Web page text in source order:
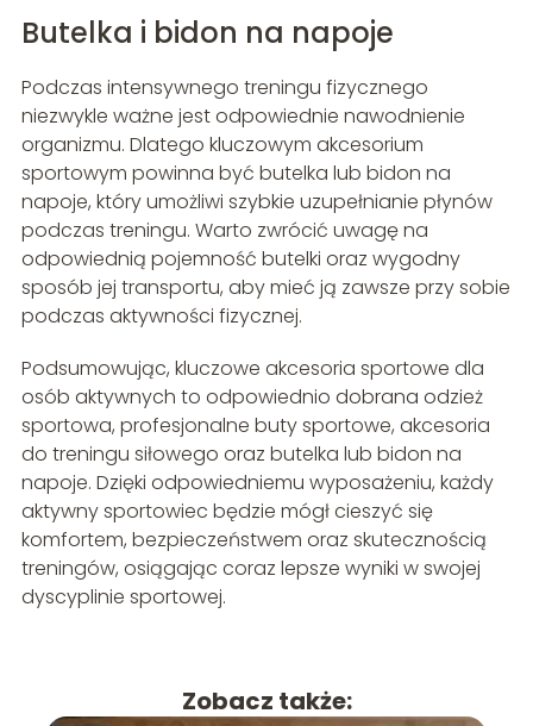
Butelka i bidon na napoje
Podczas intensywnego treningu fizycznego
niezwykle ważne jest odpowiednie nawodnienie
organizmu. Dlatego kluczowym akcesorium
sportowym powinna być butelka lub bidon na
napoje, który umożliwi szybkie uzupełnianie płynów
podczas treningu. Warto zwrócić uwagę na
odpowiednią pojemność butelki oraz wygodny
sposób jej transportu, aby mieć ją zawsze przy sobie
podczas aktywności fizycznej.
Podsumowując, kluczowe akcesoria sportowe dla
osób aktywnych to odpowiednio dobrana odzież
sportowa, profesjonalne buty sportowe, akcesoria
do treningu siłowego oraz butelka lub bidon na
napoje. Dzięki odpowiedniemu wyposażeniu, każdy
aktywny sportowiec będzie mógł cieszyć się
komfortem, bezpieczeństwem oraz skutecznością
treningów, osiągając coraz lepsze wyniki w swojej
dyscyplinie sportowej.
Zobacz także: